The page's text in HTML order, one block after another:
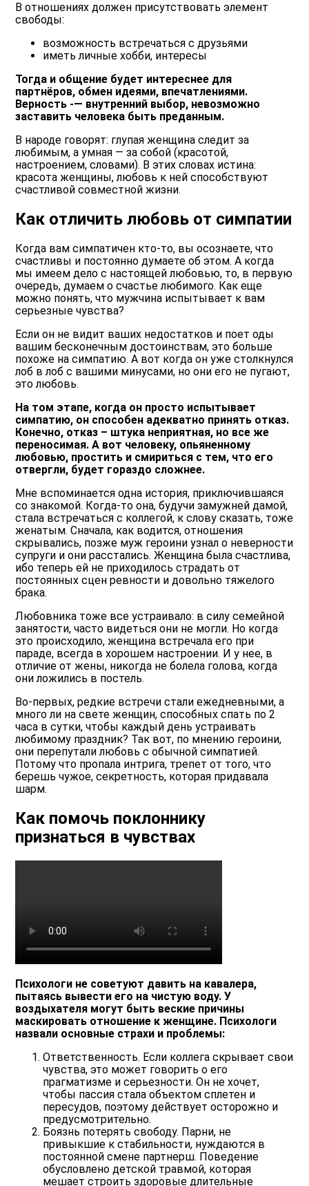
В отношениях должен присутствовать элемент
свободы:
возможность встречаться с друзьями
иметь личные хобби, интересы
Тогда и общение будет интереснее для
партнёров, обмен идеями, впечатлениями.
Верность -— внутренний выбор, невозможно
заставить человека быть преданным.
В народе говорят: глупая женщина следит за
любимым, а умная — за собой (красотой,
настроением, словами). В этих словах истина:
красота женщины, любовь к ней способствуют
счастливой совместной жизни.
Как отличить любовь от симпатии
Когда вам симпатичен кто-то, вы осознаете, что
счастливы и постоянно думаете об этом. А когда
мы имеем дело с настоящей любовью, то, в первую
очередь, думаем о счастье любимого. Как еще
можно понять, что мужчина испытывает к вам
серьезные чувства?
Если он не видит ваших недостатков и поет оды
вашим бесконечным достоинствам, это больше
похоже на симпатию. А вот когда он уже столкнулся
лоб в лоб с вашими минусами, но они его не пугают,
это любовь.
На том этапе, когда он просто испытывает
симпатию, он способен адекватно принять отказ.
Конечно, отказ – штука неприятная, но все же
переносимая. А вот человеку, опьяненному
любовью, простить и смириться с тем, что его
отвергли, будет гораздо сложнее.
Мне вспоминается одна история, приключившаяся
со знакомой. Когда-то она, будучи замужней дамой,
стала встречаться с коллегой, к слову сказать, тоже
женатым. Сначала, как водится, отношения
скрывались, позже муж героини узнал о неверности
супруги и они расстались. Женщина была счастлива,
ибо теперь ей не приходилось страдать от
постоянных сцен ревности и довольно тяжелого
брака.
Любовника тоже все устраивало: в силу семейной
занятости, часто видеться они не могли. Но когда
это происходило, женщина встречала его при
параде, всегда в хорошем настроении. И у нее, в
отличие от жены, никогда не болела голова, когда
они ложились в постель.
Во-первых, редкие встречи стали ежедневными, а
много ли на свете женщин, способных спать по 2
часа в сутки, чтобы каждый день устраивать
любимому праздник? Так вот, по мнению героини,
они перепутали любовь с обычной симпатией.
Потому что пропала интрига, трепет от того, что
берешь чужое, секретность, которая придавала
шарм.
Как помочь поклоннику
признаться в чувствах
Психологи не советуют давить на кавалера,
пытаясь вывести его на чистую воду. У
воздыхателя могут быть веские причины
маскировать отношение к женщине. Психологи
назвали основные страхи и проблемы:
Ответственность. Если коллега скрывает свои
чувства, это может говорить о его
прагматизме и серьезности. Он не хочет,
чтобы пассия стала объектом сплетен и
пересудов, поэтому действует осторожно и
предусмотрительно.
Боязнь потерять свободу. Парни, не
привыкшие к стабильности, нуждаются в
постоянной смене партнерш. Поведение
обусловлено детской травмой, которая
мешает строить здоровые длительные